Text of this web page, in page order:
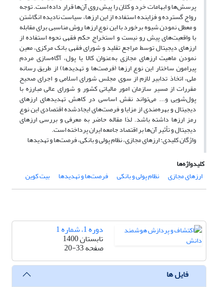
پرسش‌ها و ابهامات خرد و کلان را پیش روی آن‌ها قرار داده است. توجه
رواج گسترده و فزاینده استفاده از این ارزها، سیاست نادیده انگاشتن
و معطل نمودن شیوه برخورد با این نوع ارزها روش مناسبی برای مقابله
با واقعیت‌های پیش رو نیست و استخراج حکم فقهی نحوه استفاده از
ارزهای دیجیتال توسط مراجع تقلید و شورای فقهی بانک مرکزی، معین
نمودن ماهیت ارزهای مجازی به‌عنوان کالا یا پول، آگاه‌سازی مردم
پیرامون ساختار این نوع ارزها (فرصت‌ها و تهدیدها) از طریق رسانه
ملی، اتخاذ تدابیر لازم از سوی مجلس شورای اسلامی و اجرای صحیح
مقررات از مسیر سازمان امور مالیاتی کشور و شورای عالی مبارزه با
پول‌شویی و... می‌تواند نقش اساسی در کاهش تهدیدهای ارزهای
دیجیتال و بهره‌مندی از مزایا و فرصت‌های ایجادشده اقتصادی این نوع
رمز ارزها داشته باشد. لذا مقاله حاضر به معرفی و بررسی ارزهای
دیجیتال و تأثیر آن‌ها بر اقتصاد جامعه ایران پرداخته است.
واژگان کلیدی: ارزهای مجازی، نظام پولی و بانکی، فرصت‌ها و تهدیدها
کلیدواژه‌ها
ارزهای مجازی
نظام پولی و بانکی فرصت‌ها و تهدیدها بیت کوین
دوره 1، شماره 1
تابستان 1400
صفحه20-33
فایل ها